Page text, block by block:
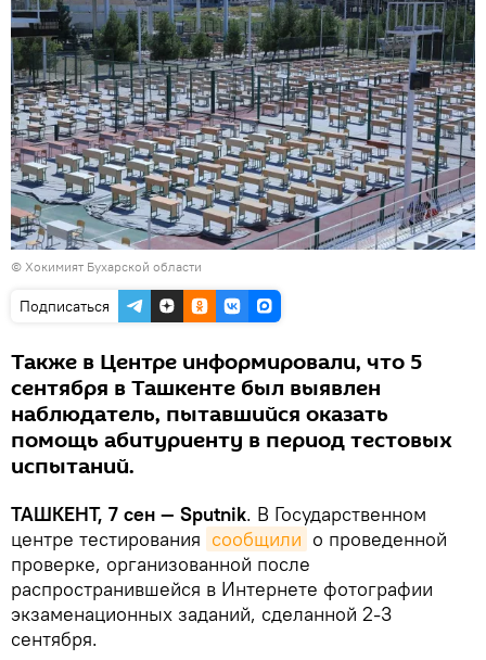
© Хокимият Бухарской области
Подписаться
Также в Центре информировали, что 5
сентября в Ташкенте был выявлен
наблюдатель, пытавшийся оказать
помощь абитуриенту в период тестовых
испытаний.
ТАШКЕНТ, 7 сен — Sputnik. В Государственном
центре тестирования сообщили о проведенной
проверке, организованной после
распространившейся в Интернете фотографии
экзаменационных заданий, сделанной 2-3
сентября.